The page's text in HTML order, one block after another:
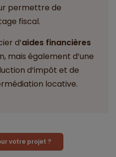
permettre de
fiscal.
d’aides financières
mais également d’une
d’impôt et de
locative.
votre projet ?